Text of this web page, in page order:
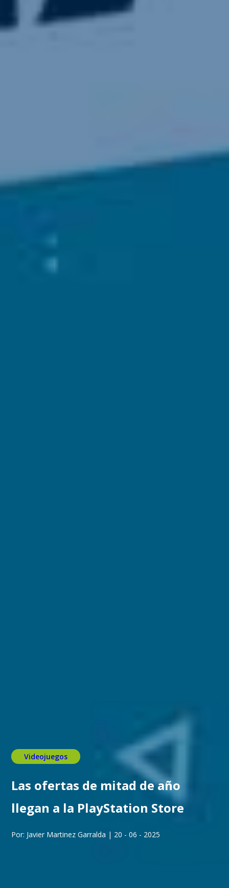
Videojuegos
Las ofertas de mitad de año
llegan a la PlayStation Store
Por: Javier Martinez Garralda | 20 - 06 - 2025